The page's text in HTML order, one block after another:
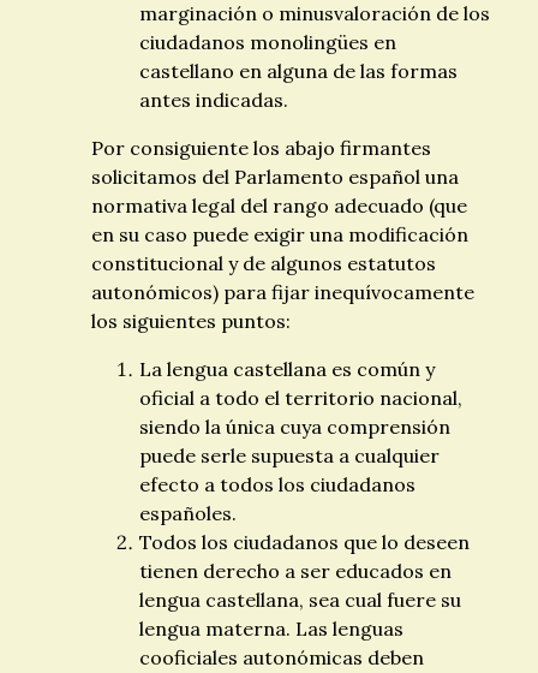
marginación o minusvaloración de los
ciudadanos monolingües en
castellano en alguna de las formas
antes indicadas.
Por consiguiente los abajo firmantes
solicitamos del Parlamento español una
normativa legal del rango adecuado (que
en su caso puede exigir una modificación
constitucional y de algunos estatutos
autonómicos) para fijar inequívocamente
los siguientes puntos:
La lengua castellana es común y
oficial a todo el territorio nacional,
siendo la única cuya comprensión
puede serle supuesta a cualquier
efecto a todos los ciudadanos
españoles.
Todos los ciudadanos que lo deseen
tienen derecho a ser educados en
lengua castellana, sea cual fuere su
lengua materna. Las lenguas
cooficiales autonómicas deben